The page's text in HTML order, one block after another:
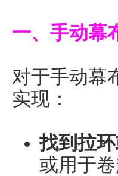
一、手动幕
对于手动幕
实现：
找到拉环
或用于卷